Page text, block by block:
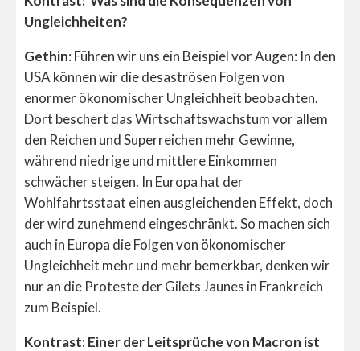
Ungleichheiten?
Gethin: Führen wir uns ein Beispiel vor Augen: In den
USA können wir die desaströsen Folgen von
enormer ökonomischer Ungleichheit beobachten.
Dort beschert das Wirtschaftswachstum vor allem
den Reichen und Superreichen mehr Gewinne,
während niedrige und mittlere Einkommen
schwächer steigen. In Europa hat der
Wohlfahrtsstaat einen ausgleichenden Effekt, doch
der wird zunehmend eingeschränkt. So machen sich
auch in Europa die Folgen von ökonomischer
Ungleichheit mehr und mehr bemerkbar, denken wir
nur an die Proteste der Gilets Jaunes in Frankreich
zum Beispiel.
Kontrast: Einer der Leitsprüche von Macron ist